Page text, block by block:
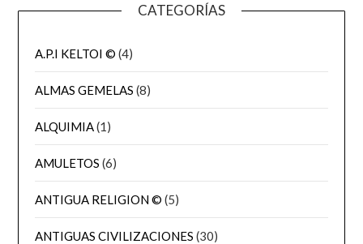
CATEGORÍAS
A.P.I KELTOI © (4)
ALMAS GEMELAS (8)
ALQUIMIA(1)
AMULETOS (6)
ANTIGUA RELIGION © (5)
ANTIGUAS CIVILIZACIONES (30)